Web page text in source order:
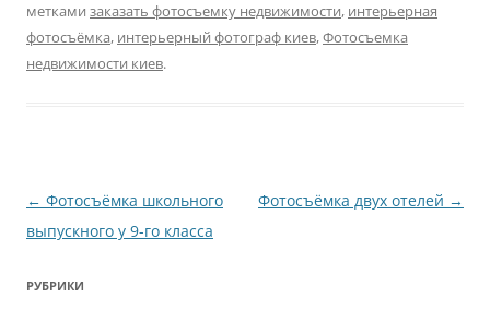
метками заказать фотосъемку недвижимости, интерьерная
фотосъёмка, интерьерный фотограф киев,Фотосъемка
недвижимости киев.
Навигация
по
← Фотосъёмка школьного
выпускного у 9-го класса
Фотосъёмка двух отелей →
РУБРИКИ